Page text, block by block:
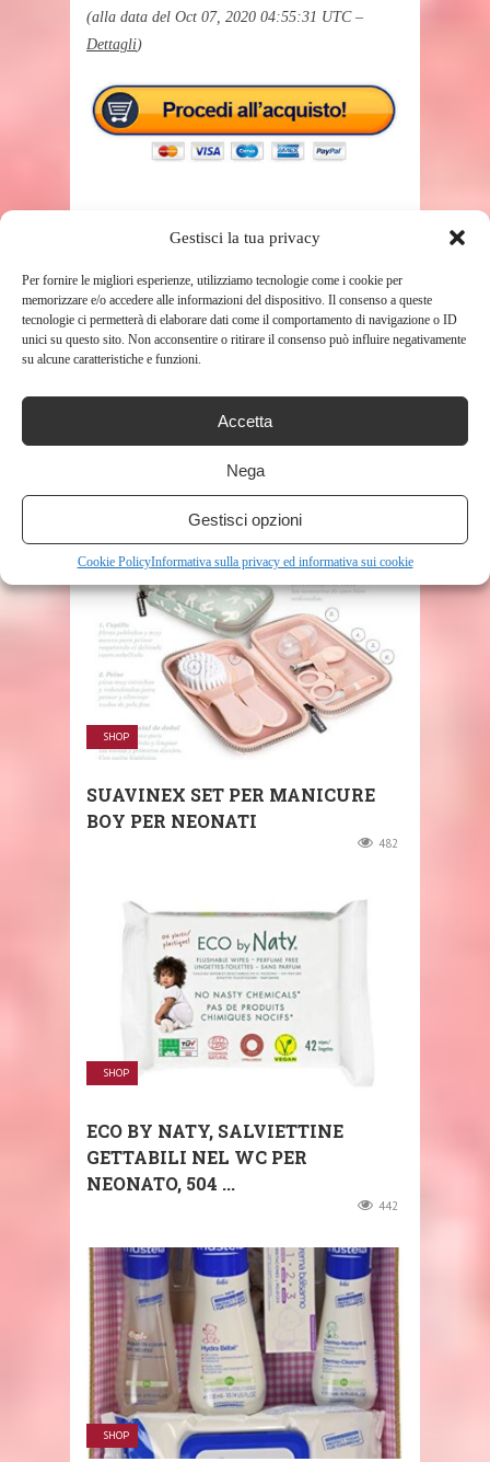
Gestisci la tua privacy
Per fornire le migliori esperienze, utilizziamo tecnologie come i cookie per
memorizzare e/o accedere alle informazioni del dispositivo. Il consenso a queste
tecnologie ci permetterà di elaborare dati come il comportamento di navigazione o ID
unici su questo sito. Non acconsentire o ritirare il consenso può influire negativamente
su alcune caratteristiche e funzioni.
Accetta
Nega
Gestisci opzioni
Cookie PolicyInformativa sulla privacy ed informativa sui cookie
(alla data del Oct 07, 2020 04:55:31 UTC –
Dettagli)
TAGS IGIENE
RELATED POSTS
SHOP
SUAVINEX SET PER MANICURE
BOY PER NEONATI
482
SHOP
ECO BY NATY, SALVIETTINE
GETTABILI NEL WC PER
NEONATO, 504 ...
442
SHOP